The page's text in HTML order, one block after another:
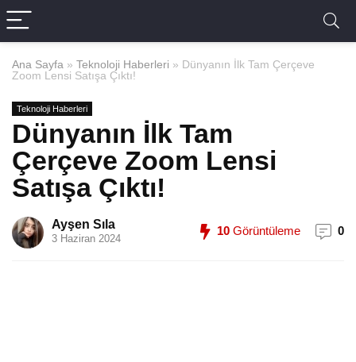
Ana Sayfa » Teknoloji Haberleri » Dünyanın İlk Tam Çerçeve
Zoom Lensi Satışa Çıktı!
Teknoloji Haberleri
Dünyanın İlk Tam
Çerçeve Zoom Lensi
Satışa Çıktı!
Ayşen Sıla
3 Haziran 2024
10 Görüntüleme 0